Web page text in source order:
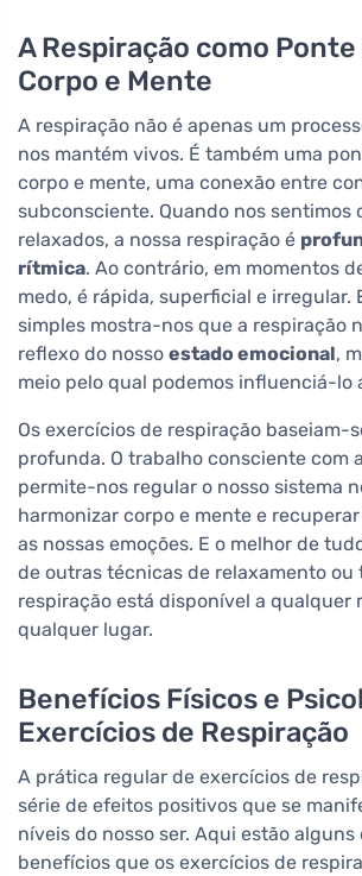
A Respiração como
Corpo e Mente
A respiração não é apenas um
nos mantém vivos. É também uma
corpo e mente, uma conexão entre
subconsciente. Quando nos sentimos
relaxados, a nossa respiração é
rítmica. Ao contrário, em momentos
medo, é rápida, superficial e irregular.
simples mostra-nos que a respiração
reflexo do nosso estado emocional,
meio pelo qual podemos influenciá-lo
Os exercícios de respiração baseiam-
profunda. O trabalho consciente com
permite-nos regular o nosso sistema
harmonizar corpo e mente e
as nossas emoções. E o melhor de
de outras técnicas de relaxamento ou
respiração está disponível a qualquer
qualquer lugar.
Benefícios Físicos e
Exercícios de Respiração
A prática regular de exercícios de
série de efeitos positivos que se
níveis do nosso ser. Aqui estão
benefícios que os exercícios de